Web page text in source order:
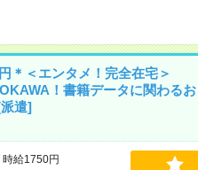
＊＜エンタメ！完全在宅＞
！書籍データに関わるお
遣]
時給1750円